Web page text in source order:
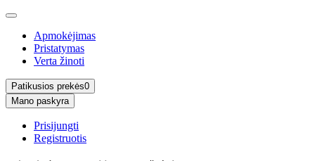
Apmokėjimas
Pristatymas
Verta žinoti
Patikusios prekės0
Mano paskyra
Prisijungti
Registruotis